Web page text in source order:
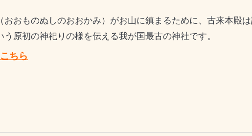
おおものぬしのおおかみ）がお山に鎮まるために、古来本殿
う原初の神祀りの様を伝える我が国最古の神社です。
ちら